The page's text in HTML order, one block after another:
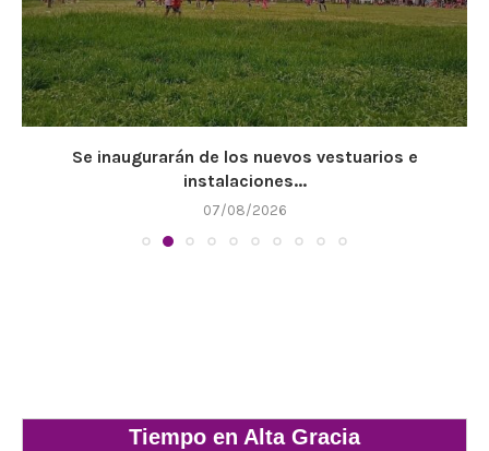
Se inaugurarán de los nuevos vestuarios e
instalaciones...
07/08/2026
Tiempo en Alta Gracia